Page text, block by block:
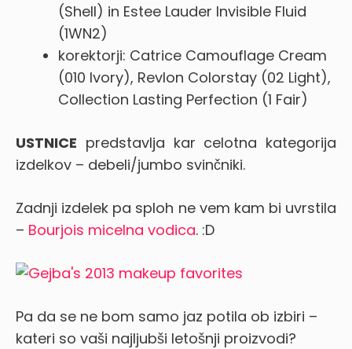
(Shell) in Estee Lauder Invisible Fluid
(1WN2)
korektorji: Catrice Camouflage Cream
(010 Ivory), Revlon Colorstay (02 Light),
Collection Lasting Perfection (1 Fair)
USTNICE predstavlja kar celotna kategorija
izdelkov – debeli/jumbo svinčniki.
Zadnji izdelek pa sploh ne vem kam bi uvrstila
– Bourjois micelna vodica. :D
Pa da se ne bom samo jaz potila ob izbiri –
kateri so vaši najljubši letošnji proizvodi?